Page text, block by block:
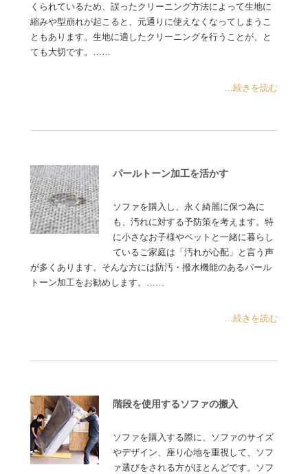
くられているため、誤ったクリーニング方法によって生地に
縮みや型崩れが起こると、元通りに使えなくなってしまうこ
ともあります。生地に適したクリーニングを行うことが、と
ても大切です。……
...続きを読む
パールトーン加工を活かす
ソファを購入し、永く綺麗に保つ為に
も、汚れに対する予防策を考えます。特
に小さなお子様やペットと一緒に暮らし
ているご家庭は「汚れが心配」と言う声
が多くあります。そんな方には防汚・撥水機能のあるパール
トーン加工をお勧めします。……
...続きを読む
階段を使用するソファの搬入
ソファを購入する際に、ソファのサイズ
やデザイン、座り心地を重視して、ソフ
ァ選びをされる方がほとんどです。ソフ